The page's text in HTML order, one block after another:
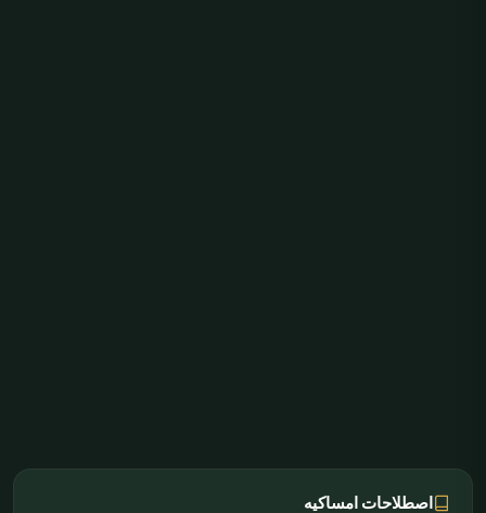
اصطلاحات امساکیه